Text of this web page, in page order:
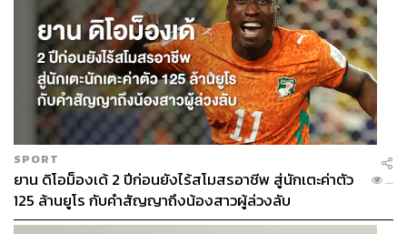
SPORT
ยาน ดิโอม็องเด้ 2 ปีก่อนยังไร้สโมสรอาชีพ สู่นักเตะค่าตัว
125 ล้านยูโร กับคำสัญญาถึงน้องสาวผู้ล่วงลับ
...